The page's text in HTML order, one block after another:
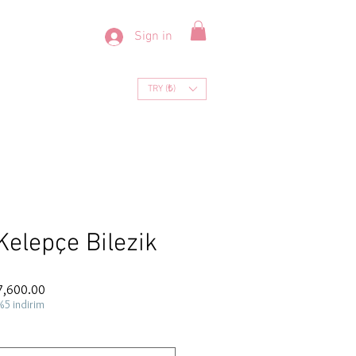
Sign in
TRY (₺)
Bilezik
indirim